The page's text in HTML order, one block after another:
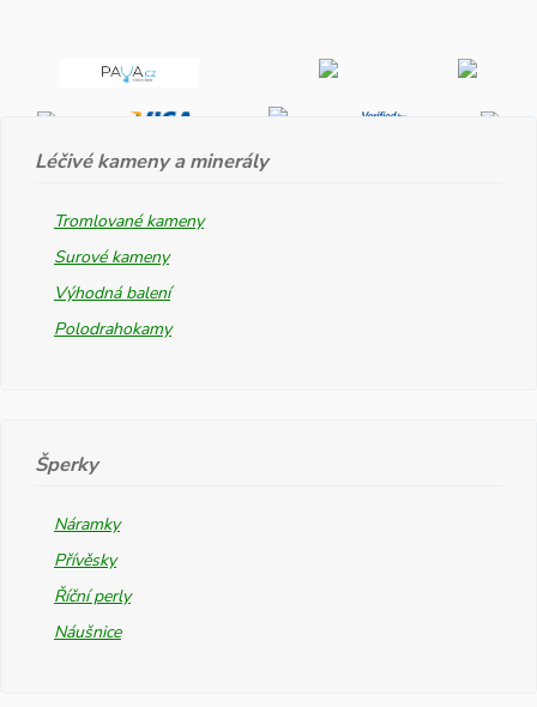
Léčivé kameny a minerály
Tromlované kameny
Surové kameny
Výhodná balení
Polodrahokamy
Šperky
Náramky
Přívěsky
Říční perly
Náušnice